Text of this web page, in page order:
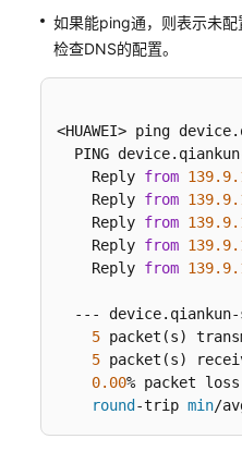
故
障
处
设
备
上
线
失
败
交
换
机
上
失
如果能ping通，则表示未
检查DNS的配置。
<HUAWEI> ping
PING
    Reply
from 139.9
    Reply
from 139.9
    Reply
from 139.9
    Reply
from 139.9
    Reply
from 139.9
---
5 packet(s)
5 packet(s)
0.00% packet loss
round -trip min/